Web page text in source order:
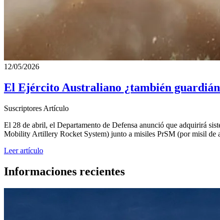
12/05/2026
El Ejército Australiano ¿también guardián
Suscriptores Artículo
El 28 de abril, el Departamento de Defensa anunció que adquirirá
Mobility Artillery Rocket System) junto a misiles PrSM (por misil de
Leer artículo
Informaciones recientes